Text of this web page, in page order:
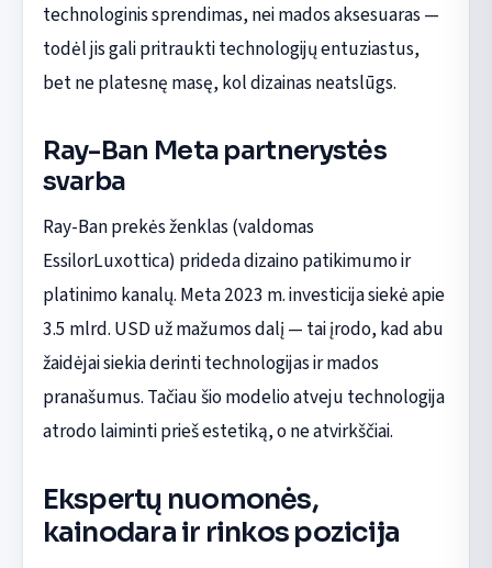
technologinis sprendimas, nei mados aksesuaras —
todėl jis gali pritraukti technologijų entuziastus,
bet ne platesnę masę, kol dizainas neatslūgs.
Ray-Ban Meta partnerystės
svarba
Ray-Ban prekės ženklas (valdomas
EssilorLuxottica) prideda dizaino patikimumo ir
platinimo kanalų. Meta 2023 m. investicija siekė apie
3.5 mlrd. USD už mažumos dalį — tai įrodo, kad abu
žaidėjai siekia derinti technologijas ir mados
pranašumus. Tačiau šio modelio atveju technologija
atrodo laiminti prieš estetiką, o ne atvirkščiai.
Ekspertų nuomonės,
kainodara ir rinkos pozicija